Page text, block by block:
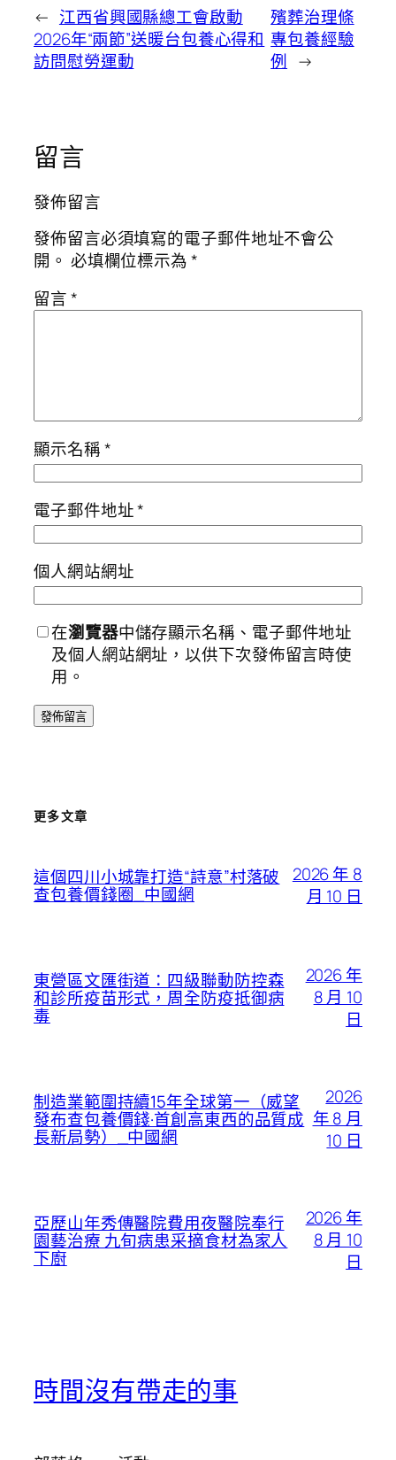
← 江西省興國縣總工會啟動
2026年“兩節”送暖台包養心得和
訪問慰勞運動
殯葬治理條
專包養經驗
例 →
留言
發佈留言
發佈留言必須填寫的電子郵件地址不會公
開。 必填欄位標示為*
留言*
顯示名稱*
電子郵件地址*
個人網站網址
在瀏覽器中儲存顯示名稱、電子郵件地址
及個人網站網址，以供下次發佈留言時使
用。
更多文章
這個四川小城靠打造“詩意”村落破
查包養價錢圈_中國網
2026 年 8
月 10 日
東營區文匯街道：四級聯動防控森
和診所疫苗形式，周全防疫抵御病
毒
2026 年
8 月 10
日
制造業範圍持續15年全球第一（威望
發布查包養價錢·首創高東西的品質成
長新局勢）_中國網
2026
年 8 月
10 日
亞歷山年秀傳醫院費用夜醫院奉行
園藝治療 九旬病患采摘食材為家人
下廚
2026 年
8 月 10
日
時間沒有帶走的事